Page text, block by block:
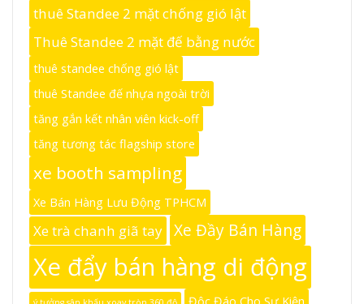
thuê Standee 2 mặt chống gió lật
Thuê Standee 2 mặt đế bằng nước
thuê standee chống gió lật
thuê Standee đế nhựa ngoài trời
tăng gắn kết nhân viên kick-off
tăng tương tác flagship store
xe booth sampling
Xe Bán Hàng Lưu Động TPHCM
Xe trà chanh giã tay Xe Đầy Bán Hàng
Xe đẩy bán hàng di động